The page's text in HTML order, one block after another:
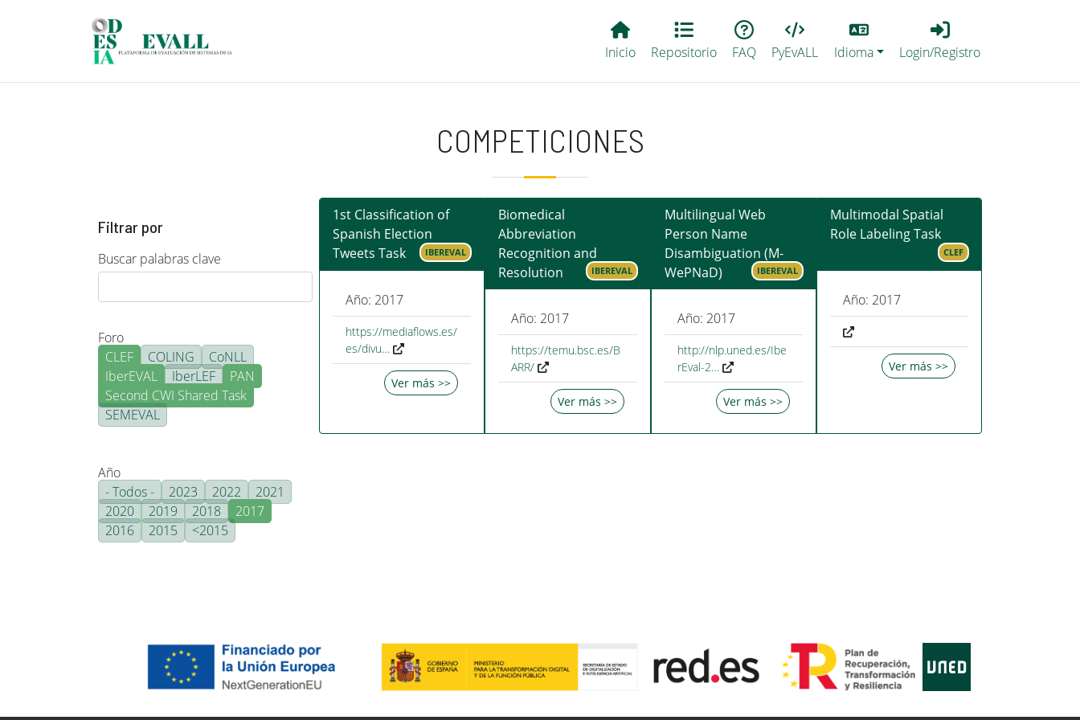
Main EvALL
Inicio Repositorio FAQ PyEvALL
Lang
Idioma
Login_Registro
Login/Registro
COMPETICIONES
Filtrar por
Buscar palabras clave
Foro
CLEF
COLING
CoNLL
IberEVAL
IberLEF
PAN
Second CWI Shared Task
SEMEVAL
Año
- Todos -
2023 2022
2021
2020
2019 2018
2017
2016
2015 <2015
1st Classification of
Spanish Election
Tweets Task
IBEREVAL
Año: 2017
https://mediaflows.es/
es/divu…
Ver más >>
Biomedical
Abbreviation
Recognition and
Resolution
IBEREVAL
Año: 2017
https://temu.bsc.es/B
ARR/
Ver más >>
Multilingual Web
Person Name
Disambiguation (M-
WePNaD)
IBEREVAL
Año: 2017
http://nlp.uned.es/Ibe
rEval-2…
Ver más >>
Multimodal Spatial
Role Labeling Task
CLEF
Año: 2017
Ver más >>